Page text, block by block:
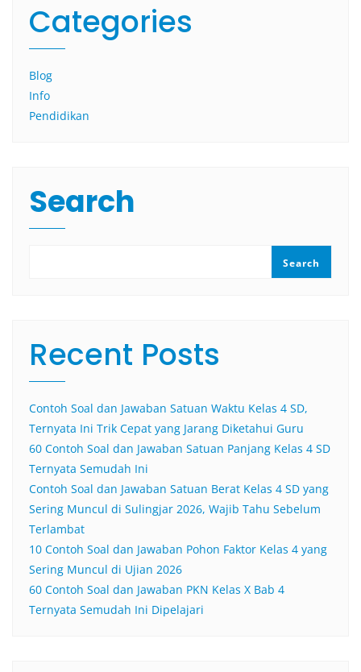
Categories
Blog
Info
Pendidikan
Search
Search
Recent Posts
Contoh Soal dan Jawaban Satuan Waktu Kelas 4 SD,
Ternyata Ini Trik Cepat yang Jarang Diketahui Guru
60 Contoh Soal dan Jawaban Satuan Panjang Kelas 4 SD
Ternyata Semudah Ini
Contoh Soal dan Jawaban Satuan Berat Kelas 4 SD yang
Sering Muncul di Sulingjar 2026, Wajib Tahu Sebelum
Terlambat
10 Contoh Soal dan Jawaban Pohon Faktor Kelas 4 yang
Sering Muncul di Ujian 2026
60 Contoh Soal dan Jawaban PKN Kelas X Bab 4
Ternyata Semudah Ini Dipelajari